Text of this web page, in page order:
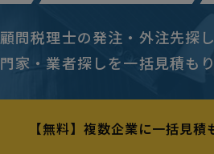
問税理士の発注・外注先探
家・業者探しを一括見積も
【無料】複数企業に一括見積